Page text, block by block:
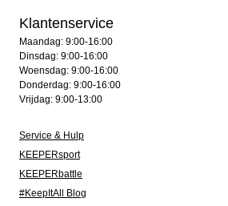
Klantenservice
Maandag: 9:00-16:00
Dinsdag: 9:00-16:00
Woensdag: 9:00-16:00
Donderdag: 9:00-16:00
Vrijdag: 9:00-13:00
Service & Hulp
KEEPERsport
KEEPERbattle
#KeepItAll Blog